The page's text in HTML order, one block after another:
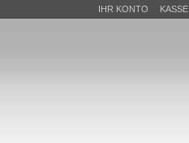
IHR KONTO KASSE